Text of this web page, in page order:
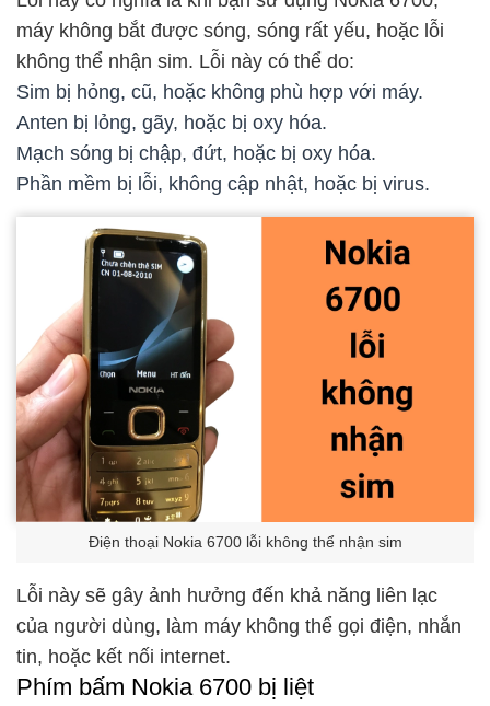
máy không bắt được sóng, sóng rất yếu, hoặc lỗi
không thể nhận sim. Lỗi này có thể do:
Sim bị hỏng, cũ, hoặc không phù hợp với máy.
Anten bị lỏng, gãy, hoặc bị oxy hóa.
Mạch sóng bị chập, đứt, hoặc bị oxy hóa.
Phần mềm bị lỗi, không cập nhật, hoặc bị virus.
Điện thoại Nokia 6700 lỗi không thể nhận sim
Lỗi này sẽ gây ảnh hưởng đến khả năng liên lạc
của người dùng, làm máy không thể gọi điện, nhắn
tin, hoặc kết nối internet.
Phím bấm Nokia 6700 bị liệt